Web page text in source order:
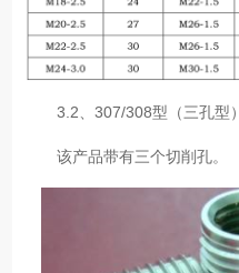
3.2、307/308型（三孔型）
该产品带有三个切削孔。